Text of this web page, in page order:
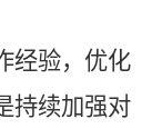
经验，优化
持续加强对